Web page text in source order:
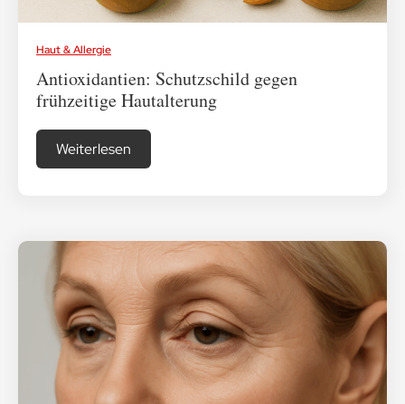
Haut & Allergie
Antioxidantien: Schutzschild gegen
frühzeitige Hautalterung
Weiterlesen